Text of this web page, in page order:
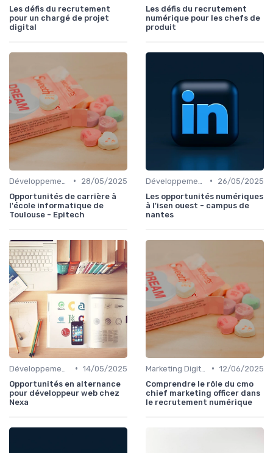
Les défis du recrutement
pour un chargé de projet
digital
Les défis du recrutement
numérique pour les chefs de
produit
•
28/05/2025
Opportunités de carrière à
l'école informatique de
Toulouse - Epitech
•
26/05/2025
Les opportunités numériques
à l'isen ouest - campus de
nantes
• 14/05/2025
Opportunités en alternance
pour développeur web chez
Nexa
• 12/06/2025
Comprendre le rôle du cmo
chief marketing officer dans
le recrutement numérique